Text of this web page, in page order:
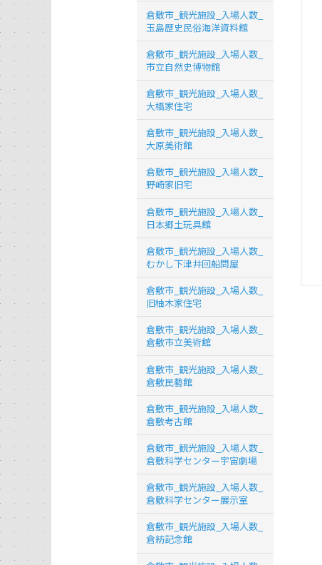
倉敷市_観光施設_入場人数_
玉島歴史民俗海洋資料館
倉敷市_観光施設_入場人数_
市立自然史博物館
倉敷市_観光施設_入場人数_
大橋家住宅
倉敷市_観光施設_入場人数_
大原美術館
倉敷市_観光施設_入場人数_
野崎家旧宅
倉敷市_観光施設_入場人数_
日本郷土玩具館
倉敷市_観光施設_入場人数_
むかし下津井回船問屋
倉敷市_観光施設_入場人数_
旧柚木家住宅
倉敷市_観光施設_入場人数_
倉敷市立美術館
倉敷市_観光施設_入場人数_
倉敷民藝館
倉敷市_観光施設_入場人数_
倉敷考古館
倉敷市_観光施設_入場人数_
倉敷科学センター宇宙劇場
倉敷市_観光施設_入場人数_
倉敷科学センター展示室
倉敷市_観光施設_入場人数_
倉紡記念館